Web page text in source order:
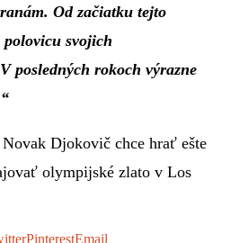
Od začiatku tejto
svojich
posledných rokoch výrazne
Djokovič chce hrať ešte
olympijské zlato v Los
PinterestEmail